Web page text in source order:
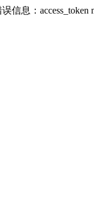
息：access_token